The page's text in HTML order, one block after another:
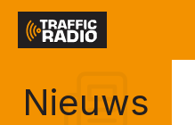
Nieuws